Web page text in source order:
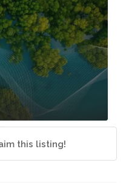
this listing!